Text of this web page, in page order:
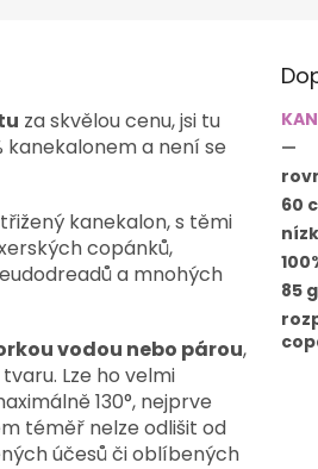
za skvělou cenu, jsi tu
kanekalonem a není se
kanekalon, s těmi
copánků,
a mnohých
vodou nebo párou,
Lze ho velmi
130°, nejprve
téměř nelze odlišit od
účesů či oblíbených
—
60
85 g